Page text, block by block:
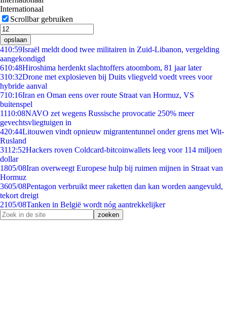
Internationaal
Scrollbar gebruiken
opslaan
410:59Israël meldt dood twee militairen in Zuid-Libanon, vergelding
aangekondigd
610:48Hiroshima herdenkt slachtoffers atoombom, 81 jaar later
310:32Drone met explosieven bij Duits vliegveld voedt vrees voor
hybride aanval
710:16Iran en Oman eens over route Straat van Hormuz, VS
buitenspel
1110:08NAVO zet wegens Russische provocatie 250% meer
gevechtsvliegtuigen in
420:44Litouwen vindt opnieuw migrantentunnel onder grens met Wit-
Rusland
3112:52Hackers roven Coldcard-bitcoinwallets leeg voor 114 miljoen
dollar
1805/08Iran overweegt Europese hulp bij ruimen mijnen in Straat van
Hormuz
3605/08Pentagon verbruikt meer raketten dan kan worden aangevuld,
tekort dreigt
2105/08Tanken in België wordt nóg aantrekkelijker